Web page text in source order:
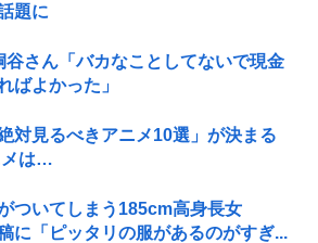
題に
谷さん「バカなことしてないで現金
ばよかった」
対見るべきアニメ10選」が決まる
メは…
ついてしまう185cm高身長女
「ピッタリの服があるのがすぎ...